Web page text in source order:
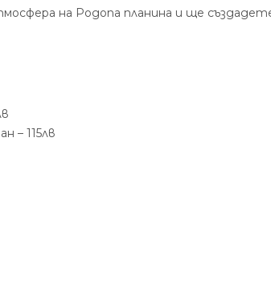
на Родопа планина и ще
– 115лв